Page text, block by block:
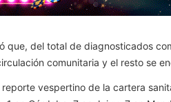
que, del total de diagnosticados
comunitaria y el resto se
vespertino de la cartera